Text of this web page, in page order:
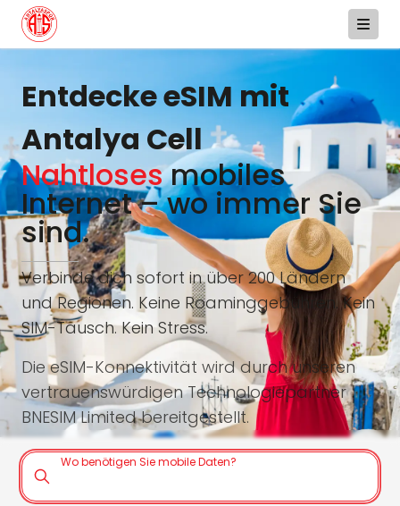
Entdecke eSIM mit
Antalya Cell
Nahtlosesmobiles
Internet – wo immer Sie
sind.
Verbinde dich sofort in über 200 Ländern
und Regionen. Keine Roaminggebühren. Kein
SIM-Tausch. Kein Stress.
Die eSIM-Konnektivität wird durch unseren
vertrauenswürdigen Technologiepartner
BNESIM Limited bereitgestellt.
Wo benötigen Sie mobile Daten?